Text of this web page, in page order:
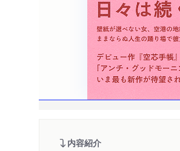
内容紹介